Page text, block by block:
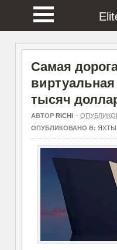
Самая
тысяч
АВТОР RICHI–
ОПУБЛИКОВАНО В: ЯХТЫ